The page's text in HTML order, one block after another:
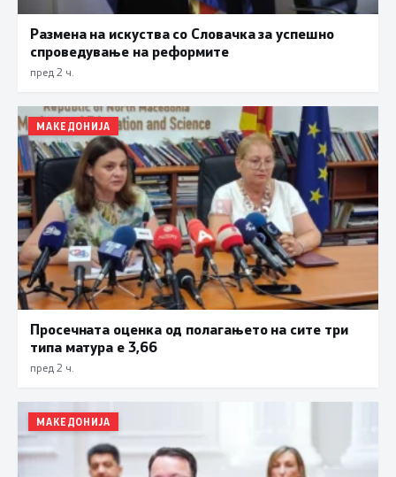
Размена на искуства со Словачка за успешно
спроведување на реформите
пред 2 ч.
МАКЕДОНИЈА
Просечната оценка од полагањето на сите три
типа матура е 3,66
пред 2 ч.
МАКЕДОНИЈА